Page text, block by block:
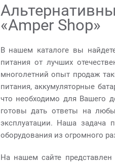
«Amper Shop»
В нашем каталоге вы
питания от лучших
многолетний опыт продаж
питания, аккумуляторные
что необходимо для Вашего
готовы дать ответы на
эксплуатации. Наша задача
оборудования из огромного
На нашем сайте